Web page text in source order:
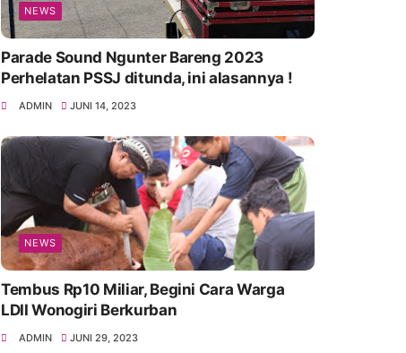
NEWS
Parade Sound Ngunter Bareng 2023
Perhelatan PSSJ ditunda, ini alasannya !
ADMIN JUNI 14, 2023
NEWS
Tembus Rp10 Miliar, Begini Cara Warga
LDII Wonogiri Berkurban
ADMIN JUNI 29, 2023